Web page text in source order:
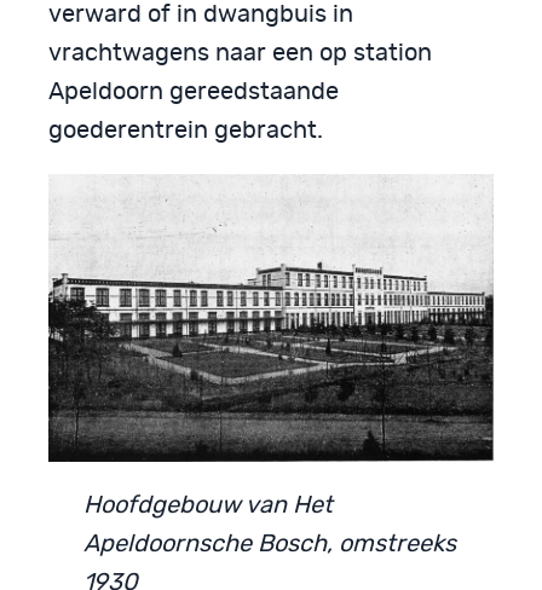
verward of in dwangbuis in
vrachtwagens naar een op station
Apeldoorn gereedstaande
goederentrein gebracht.
Hoofdgebouw van Het
Apeldoornsche Bosch, omstreeks
1930